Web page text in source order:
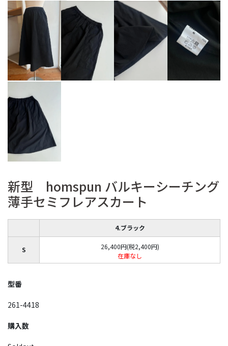
新型 homspun バルキーシーチング
薄手セミフレアスカート
4.ブラック
S
26,400円(税2,400円)
在庫なし
型番
261-4418
購入数